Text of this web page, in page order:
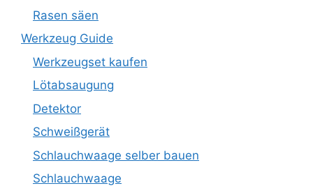
Rasen säen
Werkzeug Guide
Werkzeugset kaufen
Lötabsaugung
Detektor
Schweißgerät
Schlauchwaage selber bauen
Schlauchwaage